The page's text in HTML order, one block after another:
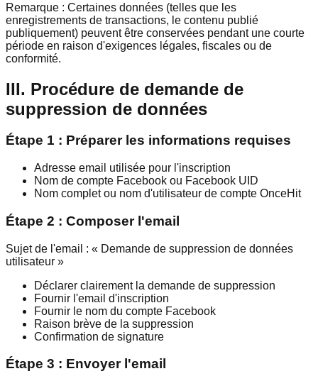
Remarque : Certaines données (telles que les
enregistrements de transactions, le contenu publié
publiquement) peuvent être conservées pendant une courte
période en raison d'exigences légales, fiscales ou de
conformité.
III. Procédure de demande de
suppression de données
Étape 1 : Préparer les informations requises
Adresse email utilisée pour l'inscription
Nom de compte Facebook ou Facebook UID
Nom complet ou nom d'utilisateur de compte OnceHit
Étape 2 : Composer l'email
Sujet de l'email : « Demande de suppression de données
utilisateur »
Déclarer clairement la demande de suppression
Fournir l'email d'inscription
Fournir le nom du compte Facebook
Raison brève de la suppression
Confirmation de signature
Étape 3 : Envoyer l'email